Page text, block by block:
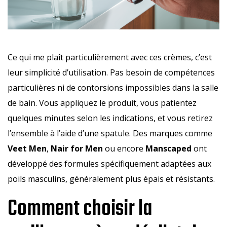
Ce qui me plaît particulièrement avec ces crèmes, c’est
leur simplicité d’utilisation. Pas besoin de compétences
particulières ni de contorsions impossibles dans la salle
de bain. Vous appliquez le produit, vous patientez
quelques minutes selon les indications, et vous retirez
l’ensemble à l’aide d’une spatule. Des marques comme
Veet Men, Nair for Men ou encore Manscaped ont
développé des formules spécifiquement adaptées aux
poils masculins, généralement plus épais et résistants.
Comment choisir la